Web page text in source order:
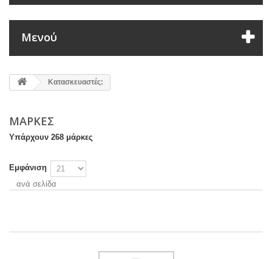
Μενού
Κατασκευαστές:
ΜΆΡΚΕΣ
Υπάρχουν 268 μάρκες
Εμφάνιση
ανά σελίδα